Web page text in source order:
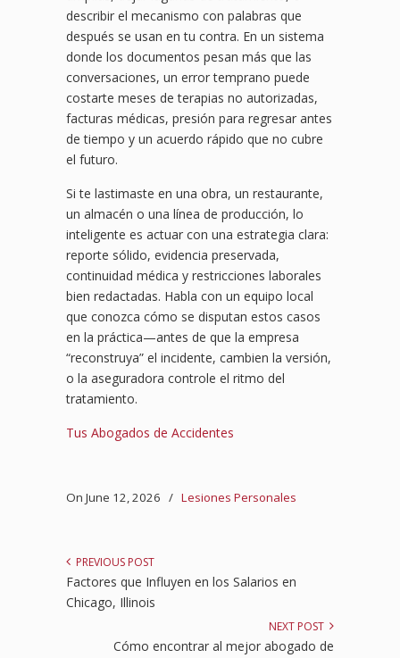
describir el mecanismo con palabras que
después se usan en tu contra. En un sistema
donde los documentos pesan más que las
conversaciones, un error temprano puede
costarte meses de terapias no autorizadas,
facturas médicas, presión para regresar antes
de tiempo y un acuerdo rápido que no cubre
el futuro.
Si te lastimaste en una obra, un restaurante,
un almacén o una línea de producción, lo
inteligente es actuar con una estrategia clara:
reporte sólido, evidencia preservada,
continuidad médica y restricciones laborales
bien redactadas. Habla con un equipo local
que conozca cómo se disputan estos casos
en la práctica—antes de que la empresa
“reconstruya” el incidente, cambien la versión,
o la aseguradora controle el ritmo del
tratamiento.
Tus Abogados de Accidentes
On June 12, 2026 / Lesiones Personales
PREVIOUS POST
Factores que Influyen en los Salarios en
Chicago, Illinois
NEXT POST
Cómo encontrar al mejor abogado de